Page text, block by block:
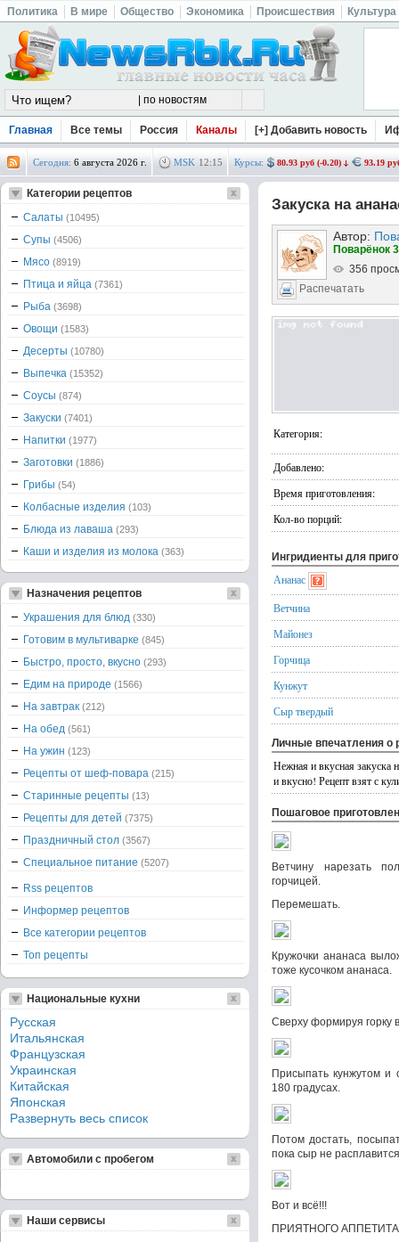
Политика В мире Общество Экономика Происшествия Культура
Главная Все темы Россия Каналы [+] Добавить новость
Сегодня: 6 августа 2026 г. MSK 12:15 Курсы: 80.93 руб (-0.20) 93.19
Закуска на
Автор:
Поварёнок
356
Распечатать
Категория:
Добавлено:
Время приготовления:
Кол-во порций:
Ингридиенты для
Ананас
Ветчина
Майонез
Горчица
Кунжут
Сыр твердый
Личные впечатления о
Нежная и вкусная закуска
и вкусно! Рецепт взят с
Пошаговое
Ветчину нарезать
горчицей.
Перемешать.
Кружочки ананаса
тоже кусочком ананаса.
Сверху формируя горку
Присыпать кунжутом и
180 градусах.
Потом достать,
пока сыр не
Вот и всё!!!
ПРИЯТНОГО
Категории рецептов
Салаты (10495)
Супы (4506)
Мясо (8919)
Птица и яйца (7361)
Рыба (3698)
Овощи (1583)
Десерты (10780)
Выпечка (15352)
Соусы (874)
Закуски (7401)
Напитки (1977)
Заготовки (1886)
Грибы (54)
Колбасные изделия (103)
Блюда из лаваша (293)
Каши и изделия из молока (363)
Назначения рецептов
Украшения для блюд (330)
Готовим в мультиварке (845)
Быстро, просто, вкусно (293)
Едим на природе (1566)
На завтрак (212)
На обед (561)
На ужин (123)
Рецепты от шеф-повара (215)
Старинные рецепты (13)
Рецепты для детей (7375)
Праздничный стол (3567)
Специальное питание (5207)
Rss рецептов
Информер рецептов
Все категории рецептов
Топ рецепты
Национальные кухни
Русская
Итальянская
Французская
Украинская
Китайская
Японская
Развернуть весь список
Автомобили с пробегом
Наши сервисы